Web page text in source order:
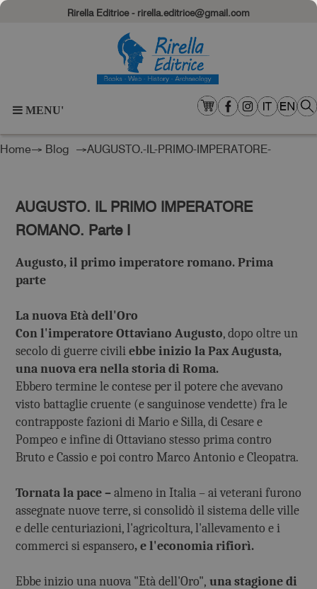
Rirella Editrice - rirella.editrice@gmail.com
MENU'
Home→ Blog →AUGUSTO.-IL-PRIMO-IMPERATORE-
AUGUSTO. IL PRIMO IMPERATORE
ROMANO. Parte I
Augusto, il primo imperatore romano. Prima
parte
La nuova Età dell'Oro
Con l'imperatore Ottaviano Augusto, dopo oltre un
secolo di guerre civili ebbe inizio la Pax Augusta,
una nuova era nella storia di Roma.
Ebbero termine le contese per il potere che avevano
visto battaglie cruente (e sanguinose vendette) fra le
contrapposte fazioni di Mario e Silla, di Cesare e
Pompeo e infine di Ottaviano stesso prima contro
Bruto e Cassio e poi contro Marco Antonio e Cleopatra.
Tornata la pace – almeno in Italia – ai veterani furono
assegnate nuove terre, si consolidò il sistema delle ville
e delle centuriazioni, l'agricoltura, l'allevamento e i
commerci si espansero, e l'economia rifiorì.
Ebbe inizio una nuova "Età dell'Oro", una stagione di